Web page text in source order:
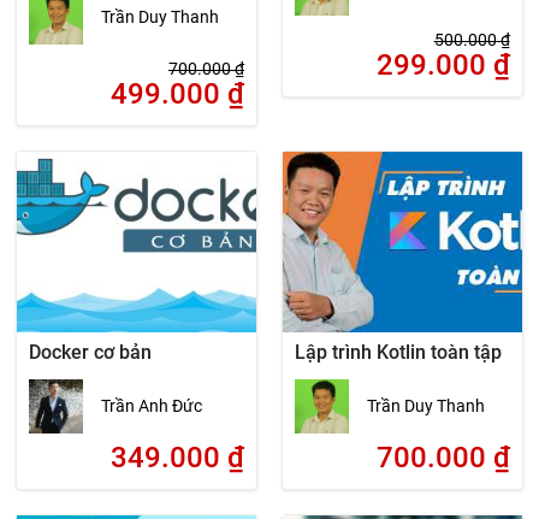
Trần Duy Thanh
700.000₫
499.000 ₫
500.000₫
299.000 ₫
Docker cơ bản
Trần Anh Đức
349.000 ₫
Lập trình Kotlin toàn tập
Trần Duy Thanh
700.000 ₫